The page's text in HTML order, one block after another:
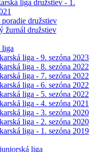
liga družstiev - 1.
poradie družstiev
žurnál družstiev
liga
liga - 9. sezóna 2023
liga - 8. sezóna 2022
liga - 7. sezóna 2022
liga - 6. sezóna 2022
liga - 5. sezóna 2022
liga - 4. sezóna 2021
liga - 3. sezóna 2020
liga - 2. sezóna 2020
liga - 1. sezóna 2019
liga